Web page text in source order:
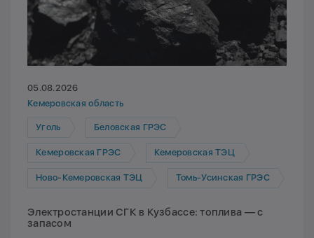
05.08.2026
Кемеровская область
Уголь Беловская ГРЭС
Кемеровская ГРЭС Кемеровская ТЭЦ
Ново-Кемеровская ТЭЦ Томь-Усинская ГРЭС
Электростанции СГК в Кузбассе: топлива — с
запасом